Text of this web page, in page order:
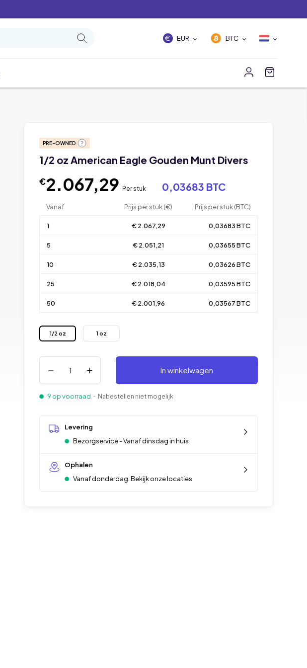
EUR BTC
PRE-OWNED
1/2 oz American Eagle Gouden Munt Divers
€2.067,29 Per stuk 0,03683 BTC
Vanaf Prijs per stuk (€) Prijs per stuk (BTC)
1 € 2.067,29 0,03683 BTC
5 € 2.051,21 0,03655 BTC
10 € 2.035,13 0,03626 BTC
25 € 2.018,04 0,03595 BTC
50 € 2.001,96 0,03567 BTC
1/2 oz 1 oz
In winkelwagen
9 op voorraad - Nabestellen niet mogelijk
Levering
Bezorgservice - Vanaf dinsdag in huis
Ophalen
Vanaf donderdag. Bekijk onze locaties